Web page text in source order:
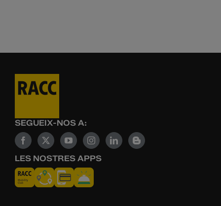
SEGUEIX-NOS A:
LES NOSTRES APPS